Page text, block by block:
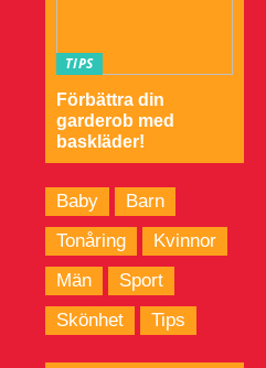
TIPS
Förbättra din
garderob med
baskläder!
Baby
Barn
Tonåring
Kvinnor
Män
Sport
Skönhet
Tips